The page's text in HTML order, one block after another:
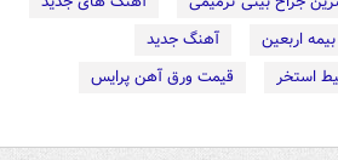
اربعین
آهنگ جدید
استخر
قیمت ورق آهن پرایس